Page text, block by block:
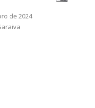
de 2024